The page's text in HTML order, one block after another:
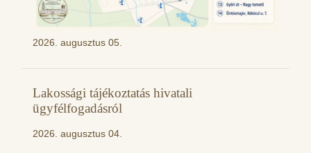
2026. augusztus 05.
Lakossági tájékoztatás hivatali
ügyfélfogadásról
2026. augusztus 04.